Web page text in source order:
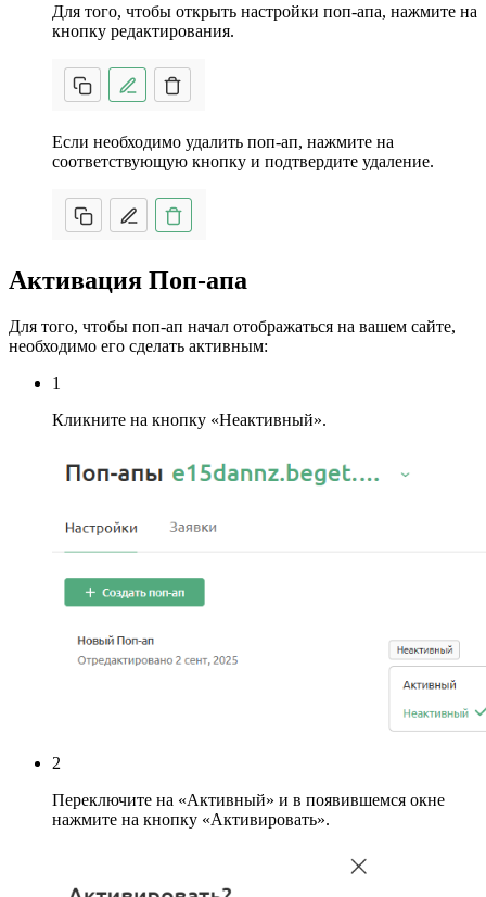
Для того, чтобы открыть настройки поп-апа, нажмите на
кнопку редактирования.
Если необходимо удалить поп-ап, нажмите на
соответствующую кнопку и подтвердите удаление.
Активация Поп-апа
Для того, чтобы поп-ап начал отображаться на вашем сайте,
необходимо его сделать активным:
1
Кликните на кнопку «Неактивный».
2
Переключите на «Активный» и в появившемся окне
нажмите на кнопку «Активировать».